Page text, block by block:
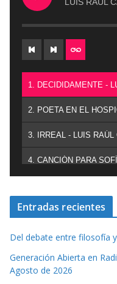
1. DECIDIDAMENTE -
2. POETA EN EL
3. IRREAL - LUIS RAÚL
4. CANCIÓN PARA
Entradas recientes
Del debate entre filosofía
Generación Abierta en
Agosto de 2026